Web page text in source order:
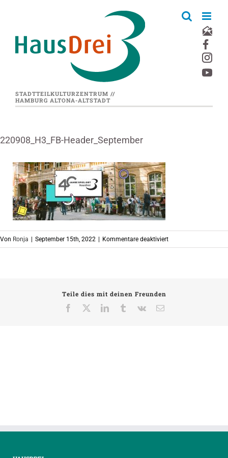
STADTTEILKULTURZENTRUM //
HAMBURG ALTONA-ALTSTADT
220908_H3_FB-Header_September
Von Ronja September 15th, 2022 Kommentare deaktiviertfür
220908_H3_FB-
Teile dies mit deinen Freunden
Facebook
LinkedInTumblrVk
E-